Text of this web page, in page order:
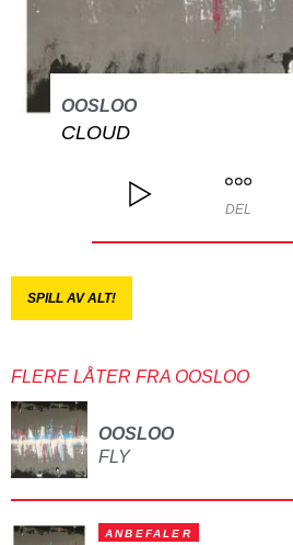
OOSLOO
CLOUD
DEL
SPILL AV ALT!
FLERE LÅTER FRA OOSLOO
OOSLOO
FLY
ANBEFALER